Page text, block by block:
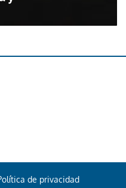
nuestro boletín.
ACEPTAR
de privacidad